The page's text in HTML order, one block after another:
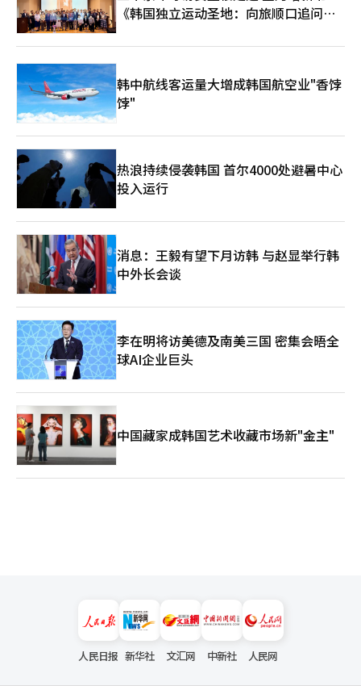
《韩国独立运动圣地：向旅顺口追问历
韩中航线客运量大增成韩国航空业"香饽
饽"
热浪持续侵袭韩国 首尔4000处避暑中心
投入运行
消息：王毅有望下月访韩 与赵显举行韩
中外长会谈
李在明将访美德及南美三国 密集会晤全
球AI企业巨头
中国藏家成韩国艺术收藏市场新"金主"
人民日报 新华社 文汇网 中新社 人民网